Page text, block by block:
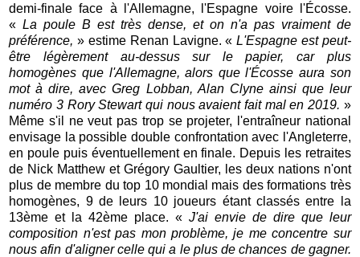
demi-finale face à l'Allemagne, l'Espagne voire l'Écosse.
«La poule B est très dense, et on n'a pas vraiment de
préférence, » estime Renan Lavigne. «L'Espagne est peut-
être légèrement au-dessus sur le papier, car plus
homogènes que l'Allemagne, alors que l'Écosse aura son
mot à dire, avec Greg Lobban, Alan Clyne ainsi que leur
numéro 3 Rory Stewart qui nous avaient fait mal en 2019. »
Même s'il ne veut pas trop se projeter, l'entraîneur national
envisage la possible double confrontation avec l'Angleterre,
en poule puis éventuellement en finale. Depuis les retraites
de Nick Matthew et Grégory Gaultier, les deux nations n'ont
plus de membre du top 10 mondial mais des formations très
homogènes, 9 de leurs 10 joueurs étant classés entre la
13ème et la 42ème place. « J'ai envie de dire que leur
composition n'est pas mon problème, je me concentre sur
nous afin d'aligner celle qui a le plus de chances de gagner.